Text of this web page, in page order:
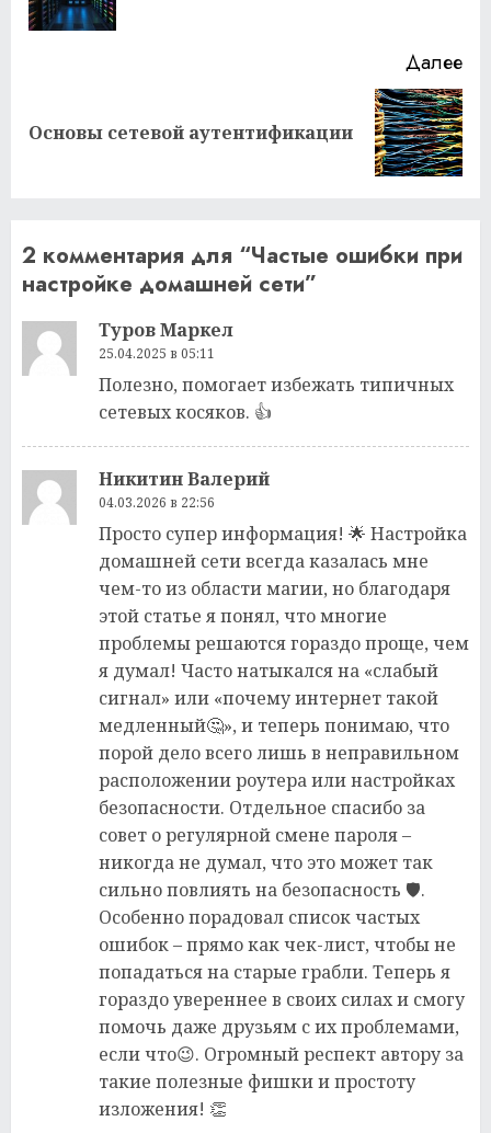
Далее
Следующая
Основы сетевой аутентификации
2 комментария для “Частые ошибки при
настройке домашней сети”
Туров Маркел
25.04.2025 в 05:11
Полезно, помогает избежать типичных
сетевых косяков. 👍
Никитин Валерий
04.03.2026 в 22:56
Просто супер информация! 🌟 Настройка
домашней сети всегда казалась мне
чем-то из области магии, но благодаря
этой статье я понял, что многие
проблемы решаются гораздо проще, чем
я думал! Часто натыкался на «слабый
сигнал» или «почему интернет такой
медленный🤔», и теперь понимаю, что
порой дело всего лишь в неправильном
расположении роутера или настройках
безопасности. Отдельное спасибо за
совет о регулярной смене пароля –
никогда не думал, что это может так
сильно повлиять на безопасность 🛡️.
Особенно порадовал список частых
ошибок – прямо как чек-лист, чтобы не
попадаться на старые грабли. Теперь я
гораздо увереннее в своих силах и смогу
помочь даже друзьям с их проблемами,
если что😉. Огромный респект автору за
такие полезные фишки и простоту
изложения! 👏